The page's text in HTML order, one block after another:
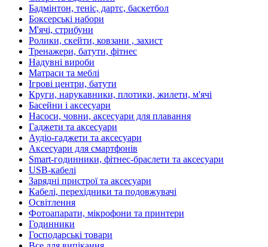
Бадмінтон, теніс, дартс, баскетбол
Боксерські набори
М'ячі, стрибуни
Ролики, скейти, ковзани , захист
Тренажери, батути, фітнес
Надувні вироби
Матраси та меблі
Ігрові центри, батути
Круги, нарукавники, плотики, жилети, м'ячі
Басейни і аксесуари
Насоси, човни, аксесуари для плавання
Гаджети та аксесуари
Аудіо-гаджети та аксесуари
Аксесуари для смартфонів
Smart-годинники, фітнес-браслети та аксесуари
USB-кабелі
Зарядні пристрої та аксесуари
Кабелі, перехідники та подовжувачі
Освітлення
Фотоапарати, мікрофони та принтери
Годинники
Господарські товари